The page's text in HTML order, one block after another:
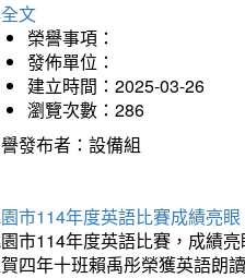
文
榮譽事項：
發佈單位：
建立時間：2025-03-26
瀏覽次數：286
發布者：設備組
市114年度英語比賽成績亮眼
市114年度英語比賽，成績
四年十班賴禹彤榮獲英語朗